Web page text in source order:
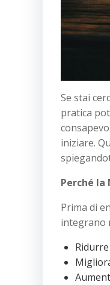
Se stai
pratica
iniziare.
Perché
Prima di
integrano